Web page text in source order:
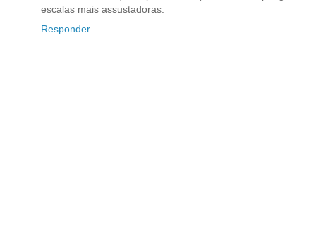
escalas mais assustadoras.
Responder